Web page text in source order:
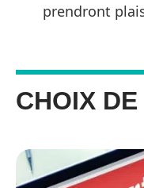
prendront
CHOIX